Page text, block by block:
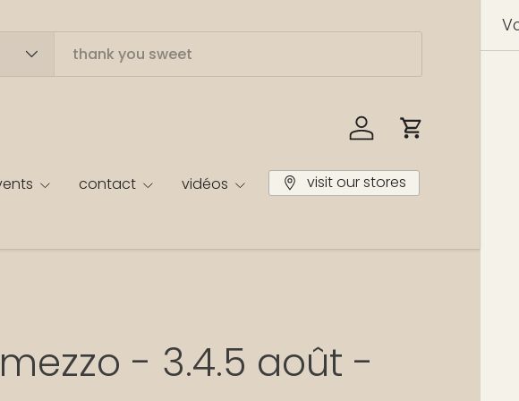
Se connecter
Panier
contact vidéos visit our stores
- 3.4.5 août -